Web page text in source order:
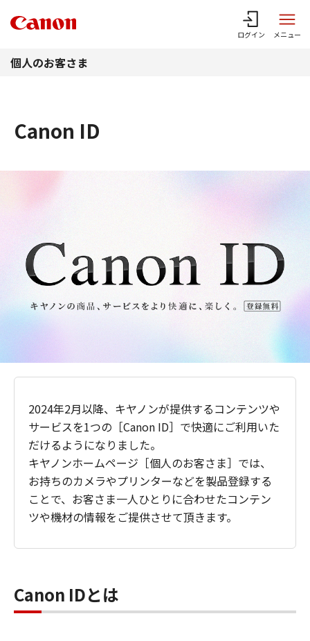
ログイン メニュー
個人のお客さま
Canon ID
2024年2月以降、キヤノンが提供するコンテンツや
サービスを1つの［Canon ID］で快適にご利用いた
だけるようになりました。
キヤノンホームページ［個人のお客さま］では、
お持ちのカメラやプリンターなどを製品登録する
ことで、お客さま一人ひとりに合わせたコンテン
ツや機材の情報をご提供させて頂きます。
Canon IDとは